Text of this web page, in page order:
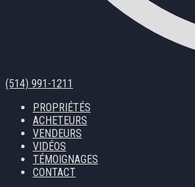
(514) 991-1211
PROPRIÉTÉS
ACHETEURS
VENDEURS
VIDÉOS
TÉMOIGNAGES
CONTACT